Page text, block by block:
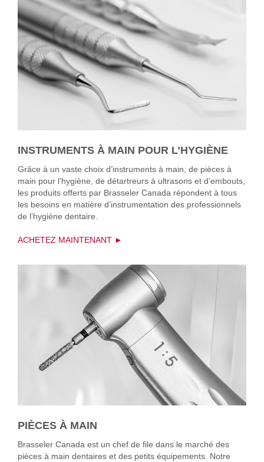
INSTRUMENTS À MAIN POUR L’HYGIÈNE
Grâce à un vaste choix d’instruments à main, de pièces à
main pour l’hygiène, de détartreurs à ultrasons et d’embouts,
les produits offerts par Brasseler Canada répondent à tous
les besoins en matière d’instrumentation des professionnels
de l’hygiène dentaire.
ACHETEZ MAINTENANT ►
PIÈCES À MAIN
Brasseler Canada est un chef de file dans le marché des
pièces à main dentaires et des petits équipements. Notre